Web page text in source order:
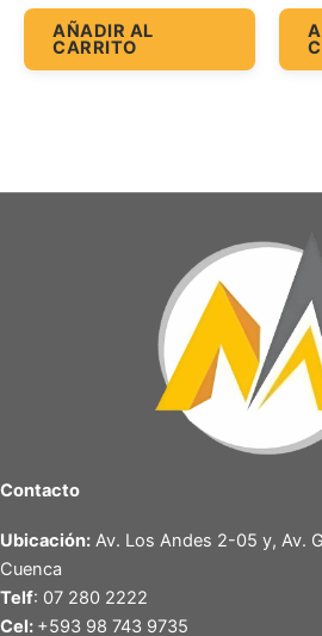
AÑADIR AL
CARRITO
Contacto
Ubicación: Av. Los Andes 2-05 y, Av.
Cuenca
Telf: 07 280 2222
Cel: +593 98 743 9735